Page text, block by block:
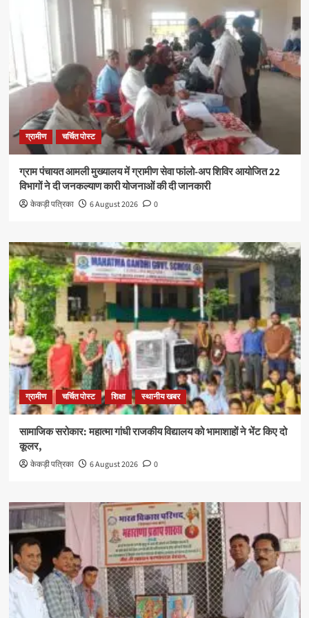
ग्रामीण चर्चित पोस्ट
ग्राम पंचायत आमली मुख्यालय में ग्रामीण सेवा फांलो-अप शिविर आयोजित 22
विभागों ने दी जनकल्याण कारी योजनाओं की दी जानकारी
केकड़ी पत्रिका 6 August 2026 0
ग्रामीण चर्चित पोस्ट शिक्षा स्थानीय खबर
सामाजिक सरोकार: महात्मा गांधी राजकीय विद्यालय को भामाशाहों ने भेंट किए दो
कूलर,
केकड़ी पत्रिका 6 August 2026 0